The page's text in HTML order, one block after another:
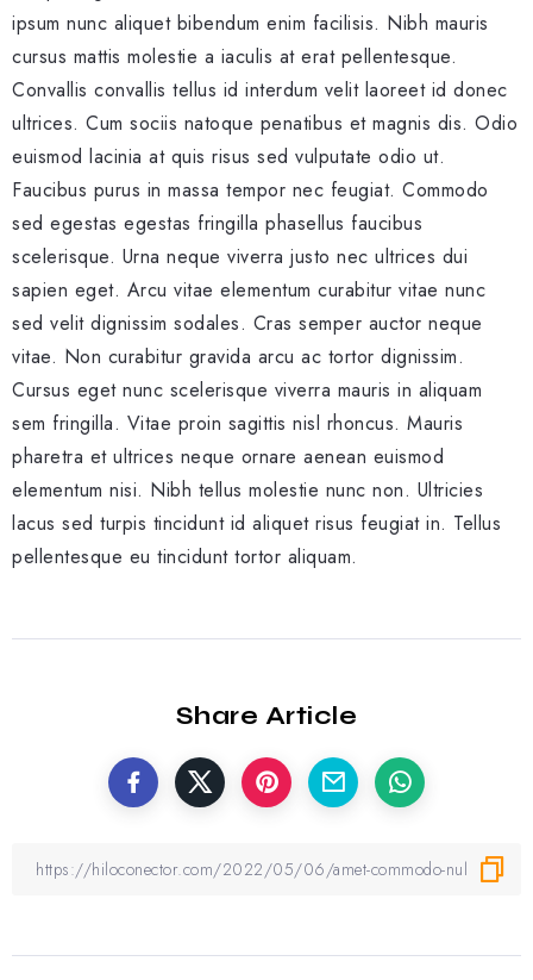
ipsum nunc aliquet bibendum enim facilisis. Nibh mauris
cursus mattis molestie a iaculis at erat pellentesque.
Convallis convallis tellus id interdum velit laoreet id donec
ultrices. Cum sociis natoque penatibus et magnis dis. Odio
euismod lacinia at quis risus sed vulputate odio ut.
Faucibus purus in massa tempor nec feugiat. Commodo
sed egestas egestas fringilla phasellus faucibus
scelerisque. Urna neque viverra justo nec ultrices dui
sapien eget. Arcu vitae elementum curabitur vitae nunc
sed velit dignissim sodales. Cras semper auctor neque
vitae. Non curabitur gravida arcu ac tortor dignissim.
Cursus eget nunc scelerisque viverra mauris in aliquam
sem fringilla. Vitae proin sagittis nisl rhoncus. Mauris
pharetra et ultrices neque ornare aenean euismod
elementum nisi. Nibh tellus molestie nunc non. Ultricies
lacus sed turpis tincidunt id aliquet risus feugiat in. Tellus
pellentesque eu tincidunt tortor aliquam.
Share Article